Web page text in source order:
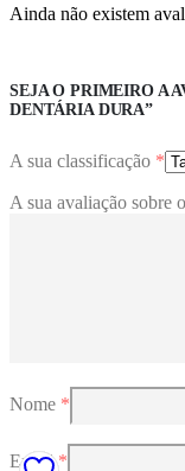
Ainda não existem
SEJA O PRIMEIRO A
DENTÁRIA DURA”
A sua classificação *
A sua avaliação sobre
Nome *
Email*